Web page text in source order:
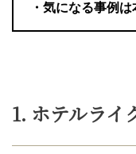
・気になる事例は
1. ホテルライ